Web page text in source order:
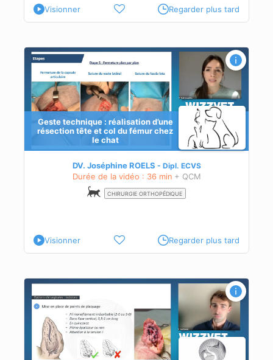
Visionner Regarder plus tard
Geste technique : réalisation d’une
résection tête et col du fémur chez
le chat
DV. Joséphine ROELS Dipl. ECVS
Durée de la vidéo : 36 min + QCM
CHIRURGIE ORTHOPÉDIQUE
Visionner Regarder plus tard